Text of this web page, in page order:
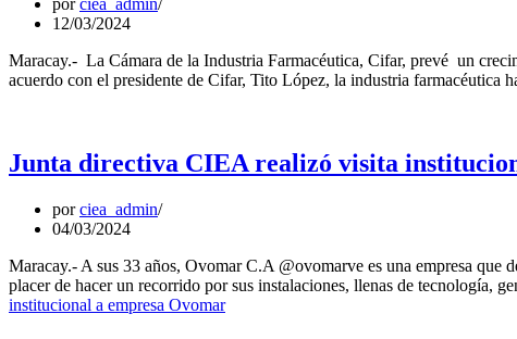
porciea_admin
12/03/2024
Maracay.- La Cámara de la Industria Farmacéutica, Cifar, prevé un
acuerdo con el presidente de Cifar, Tito López, la industria farmacéutica
Junta directiva CIEA realizó visita
porciea_admin
04/03/2024
Maracay.- A sus 33 años, Ovomar C.A @ovomarve es una empresa que
placer de hacer un recorrido por sus instalaciones, llenas de tecnología,
institucional a empresa Ovomar